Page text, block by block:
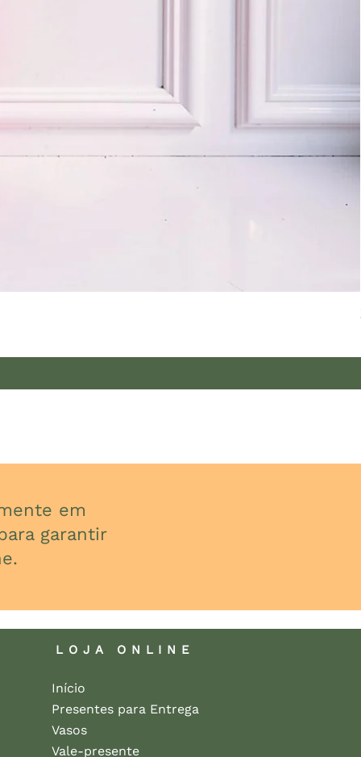
em
garantir
LOJA ONLINE
Início
Presentes para Entrega
Vasos
Vale-presente